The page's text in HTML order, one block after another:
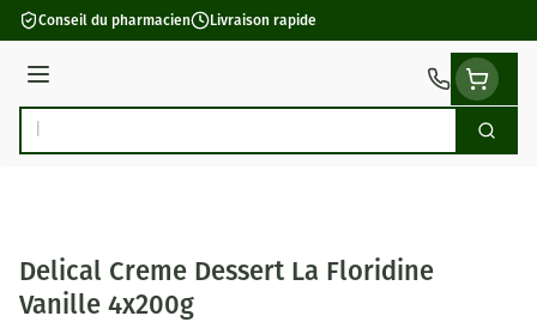
Aller au contenu
Conseil du pharmacien Livraison rapide
Menu
Rechercher
Delical Creme Dessert La Floridine
Vanille 4x200g